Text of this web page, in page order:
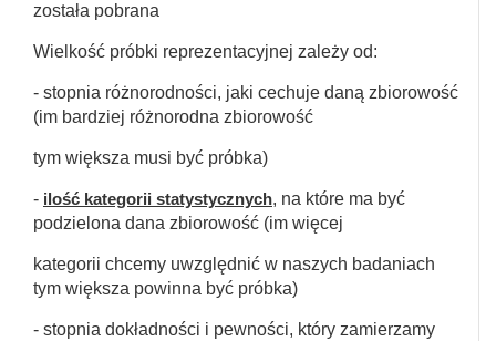
została pobrana
Wielkość próbki reprezentacyjnej zależy od:
- stopnia różnorodności, jaki cechuje daną zbiorowość
(im bardziej różnorodna zbiorowość
tym większa musi być próbka)
- ilość kategorii statystycznych, na które ma być
podzielona dana zbiorowość (im więcej
kategorii chcemy uwzględnić w naszych badaniach
tym większa powinna być próbka)
- stopnia dokładności i pewności, który zamierzamy